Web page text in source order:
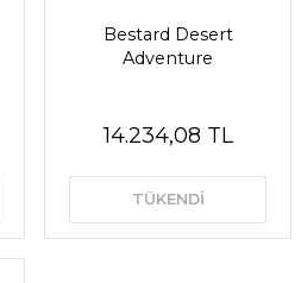
Bestard Desert
Adventure
14.234,08 TL
TÜKENDİ